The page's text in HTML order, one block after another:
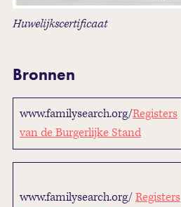
Huwelijkscertificaat
Bronnen
www.familysearch.org/Registers
van de Burgerlijke Stand
www.familysearch.org/Registers